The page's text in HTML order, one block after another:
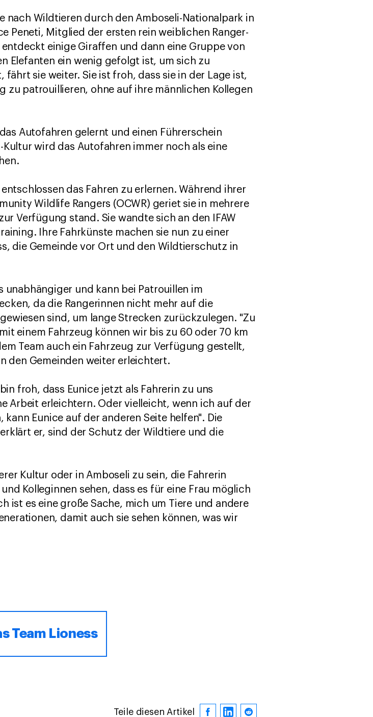
nach Wildtieren durch den Amboseli-Nationalpark in
Peneti, Mitglied der ersten rein weiblichen Ranger-
entdeckt einige Giraffen und dann eine Gruppe von
Elefanten ein wenig gefolgt ist, um sich zu
sie weiter. Sie ist froh, dass sie in der Lage ist,
zu patrouillieren, ohne auf ihre männlichen Kollegen
Autofahren gelernt und einen Führerschein
wird das Autofahren immer noch als eine
das Fahren zu erlernen. Während ihrer
Wildlife Rangers (OCWR) geriet sie in mehrere
Verfügung stand. Sie wandte sich an den IFAW
Ihre Fahrkünste machen sie nun zu einer
die Gemeinde vor Ort und den Wildtierschutz in
unabhängiger und kann bei Patrouillen im
da die Rangerinnen nicht mehr auf die
sind, um lange Strecken zurückzulegen. "Zu
einem Fahrzeug können wir bis zu 60 oder 70 km
Team auch ein Fahrzeug zur Verfügung gestellt,
den Gemeinden weiter erleichtert.
froh, dass Eunice jetzt als Fahrerin zu uns
Arbeit erleichtern. Oder vielleicht, wenn ich auf der
Eunice auf der anderen Seite helfen". Die
er, sind der Schutz der Wildtiere und die
Kultur oder in Amboseli zu sein, die Fahrerin
Kolleginnen sehen, dass es für eine Frau möglich
ist es eine große Sache, mich um Tiere und andere
damit auch sie sehen können, was wir
Team Lioness
Teile diesen Artikel